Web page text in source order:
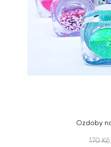
Ozdoby
170 Kč